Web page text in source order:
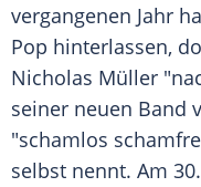
vergangenen Jahr
Pop hinterlassen,
Nicholas Müller
seiner neuen Band
"schamlos
selbst nennt. Am